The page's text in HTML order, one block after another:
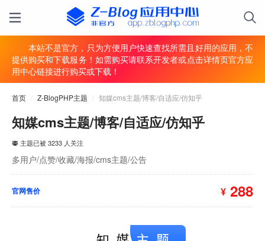
本站不是官方，只为方便用户快速查找所需且好用的应用，不
提供购买和下载服务！如需购买请联系开发者或点击详情页官方应
用中心链接进行购买或下载！
首页 Z-BlogPHP主题 知媒cms主题/博客/自适应/仿知乎
知媒cms主题/博客/自适应/仿知乎
主题已被 3233 人关注
多用户/点赞/收藏/海报/cms主题/公告
¥ 288
官网售价